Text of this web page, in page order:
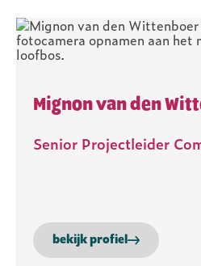
Mignon van den
Senior Projectleider
bekijk profiel